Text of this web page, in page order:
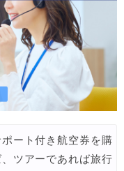
ート付き航空券を購
ツアーであれば旅行